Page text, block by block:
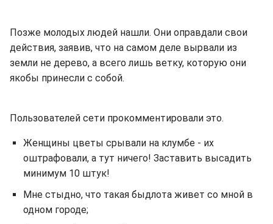
Позже молодых людей нашли. Они оправдали свои
действия, заявив, что на самом деле вырвали из
земли не дерево, а всего лишь ветку, которую они
якобы принесли с собой.
Пользователей сети прокомментировали это.
Женщины цветы срывали на клумбе - их
оштрафовали, а тут ничего! Заставить высадить
минимум 10 штук!
Мне стыдно, что такая быдлота живет со мной в
одном городе;